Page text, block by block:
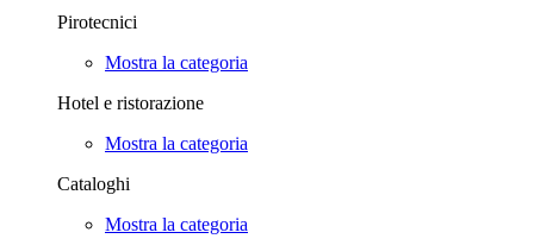
Pirotecnici
Mostra la categoria
Hotel e ristorazione
Mostra la categoria
Cataloghi
Mostra la categoria